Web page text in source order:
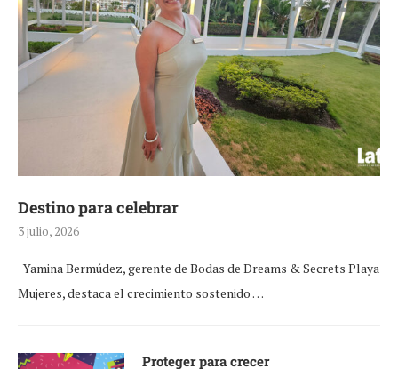
Destino para celebrar
3 julio, 2026
Yamina Bermúdez, gerente de Bodas de Dreams & Secrets Playa
Mujeres, destaca el crecimiento sostenido …
Proteger para crecer